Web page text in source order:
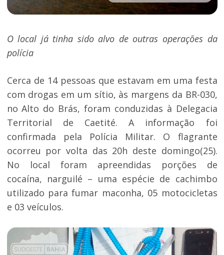
O local já tinha sido alvo de outras operações da
polícia
Cerca de 14 pessoas que estavam em uma festa
com drogas em um sítio, às margens da BR-030,
no Alto do Brás, foram conduzidas à Delegacia
Territorial de Caetité. A informação foi
confirmada pela Polícia Militar. O flagrante
ocorreu por volta das 20h deste domingo(25).
No local foram apreendidas porções de
cocaína, narguilé – uma espécie de cachimbo
utilizado para fumar maconha, 05 motocicletas
e 03 veículos.